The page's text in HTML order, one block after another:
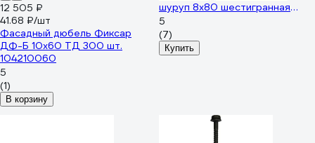
12 505 ₽
41.68 ₽/шт
Фасадный дюбель Фиксар
ДФ-Б 10x60 ТД 300 шт.
104210060
5
(1)
В корзину
шуруп 8х80 шестигранная
головка, 4 шт. 00439
5
(7)
Купить